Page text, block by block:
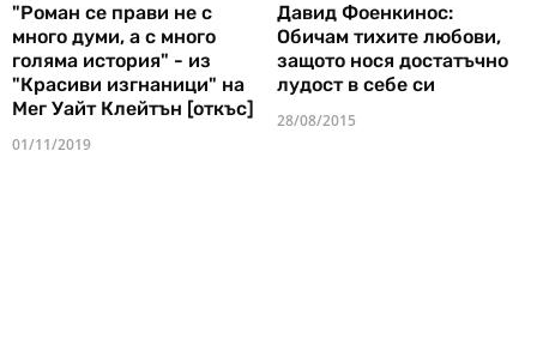
"Роман се прави не с
много думи, а с много
голяма история" - из
"Красиви изгнаници" на
Мег Уайт Клейтън [откъс]
01/11/2019
Давид Фоенкинос:
Обичам тихите любови,
защото нося достатъчно
лудост в себе си
28/08/2015